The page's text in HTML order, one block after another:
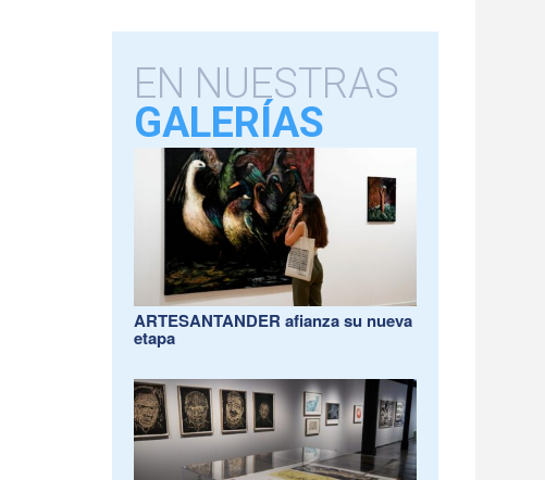
EN NUESTRAS
GALERÍAS
ARTESANTANDER afianza su nueva
etapa